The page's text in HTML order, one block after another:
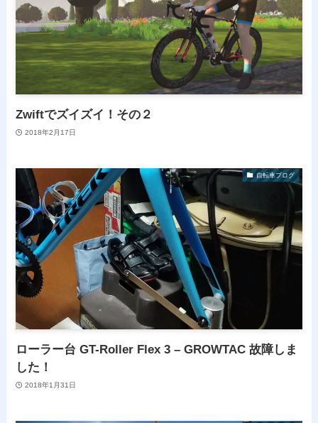
Zwiftでズイズイ！その２
2018年2月17日
自転車ブログ
ローラー台 GT-Roller Flex 3 – GROWTAC 故障しま
した！
2018年1月31日